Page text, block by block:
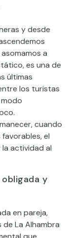
y desde
a
es una de
últimas
los turistas
cuando
el
actividad al
y
en pareja,
La Alhambra